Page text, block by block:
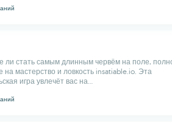
ли стать самым длинным червём на поле,
на мастерство и ловкость insatiable.io. Эта
игра увлечёт вас на...